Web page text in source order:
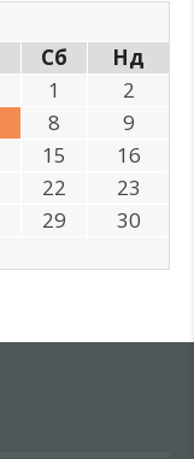
Сб
Нд
1
2
8
9
15
16
22
23
29
30